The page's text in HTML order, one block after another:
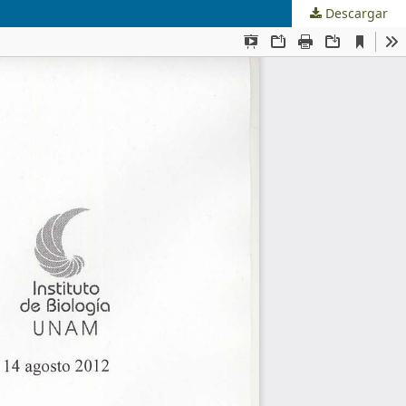
Descargar